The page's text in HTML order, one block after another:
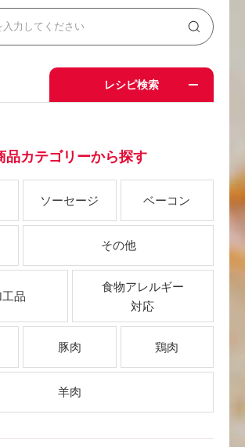
レシピ検索
品カテゴリーから探す
ソーセージ ベーコン
その他
品
食物アレルギー
対応
豚肉 鶏肉
羊肉